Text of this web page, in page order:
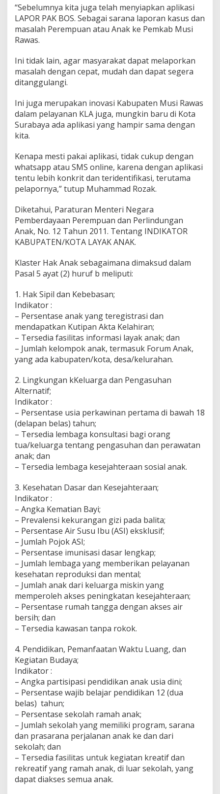
“Sebelumnya kita juga telah menyiapkan aplikasi
LAPOR PAK BOS. Sebagai sarana laporan kasus dan
masalah Perempuan atau Anak ke Pemkab Musi
Rawas.
Ini tidak lain, agar masyarakat dapat melaporkan
masalah dengan cepat, mudah dan dapat segera
ditanggulangi.
Ini juga merupakan inovasi Kabupaten Musi Rawas
dalam pelayanan KLA juga, mungkin baru di Kota
Surabaya ada aplikasi yang hampir sama dengan
kita.
Kenapa mesti pakai aplikasi, tidak cukup dengan
whatsapp atau SMS online, karena dengan aplikasi
tentu lebih konkrit dan teridentifikasi, terutama
pelapornya,” tutup Muhammad Rozak.
Diketahui, Paraturan Menteri Negara
Pemberdayaan Perempuan dan Perlindungan
Anak, No. 12 Tahun 2011. Tentang INDIKATOR
KABUPATEN/KOTA LAYAK ANAK.
Klaster Hak Anak sebagaimana dimaksud dalam
Pasal 5 ayat (2) huruf b meliputi:
1. Hak Sipil dan Kebebasan;
Indikator :
– Persentase anak yang teregistrasi dan
mendapatkan Kutipan Akta Kelahiran;
– Tersedia fasilitas informasi layak anak; dan
– Jumlah kelompok anak, termasuk Forum Anak,
yang ada kabupaten/kota, desa/kelurahan.
2. Lingkungan kKeluarga dan Pengasuhan
Alternatif;
Indikator :
– Persentase usia perkawinan pertama di bawah 18
(delapan belas) tahun;
– Tersedia lembaga konsultasi bagi orang
tua/keluarga tentang pengasuhan dan perawatan
anak; dan
– Tersedia lembaga kesejahteraan sosial anak.
3. Kesehatan Dasar dan Kesejahteraan;
Indikator :
– Angka Kematian Bayi;
– Prevalensi kekurangan gizi pada balita;
– Persentase Air Susu Ibu (ASI) eksklusif;
– Jumlah Pojok ASI;
– Persentase imunisasi dasar lengkap;
– Jumlah lembaga yang memberikan pelayanan
kesehatan reproduksi dan mental;
– Jumlah anak dari keluarga miskin yang
memperoleh akses peningkatan kesejahteraan;
– Persentase rumah tangga dengan akses air
bersih; dan
– Tersedia kawasan tanpa rokok.
4. Pendidikan, Pemanfaatan Waktu Luang, dan
Kegiatan Budaya;
Indikator :
– Angka partisipasi pendidikan anak usia dini;
– Persentase wajib belajar pendidikan 12 (dua
belas) tahun;
– Persentase sekolah ramah anak;
– Jumlah sekolah yang memiliki program, sarana
dan prasarana perjalanan anak ke dan dari
sekolah; dan
– Tersedia fasilitas untuk kegiatan kreatif dan
rekreatif yang ramah anak, di luar sekolah, yang
dapat diakses semua anak.